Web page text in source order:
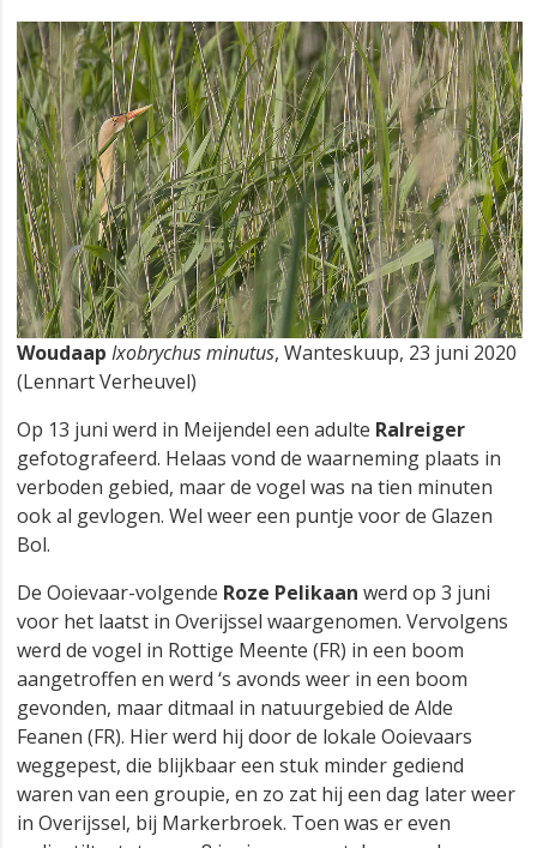
Woudaap Ixobrychus minutus, Wanteskuup, 23 juni 2020
(Lennart Verheuvel)
Op 13 juni werd in Meijendel een adulte Ralreiger
gefotografeerd. Helaas vond de waarneming plaats in
verboden gebied, maar de vogel was na tien minuten
ook al gevlogen. Wel weer een puntje voor de Glazen
Bol.
De Ooievaar-volgende Roze Pelikaan werd op 3 juni
voor het laatst in Overijssel waargenomen. Vervolgens
werd de vogel in Rottige Meente (FR) in een boom
aangetroffen en werd ‘s avonds weer in een boom
gevonden, maar ditmaal in natuurgebied de Alde
Feanen (FR). Hier werd hij door de lokale Ooievaars
weggepest, die blijkbaar een stuk minder gediend
waren van een groupie, en zo zat hij een dag later weer
in Overijssel, bij Markerbroek. Toen was er even